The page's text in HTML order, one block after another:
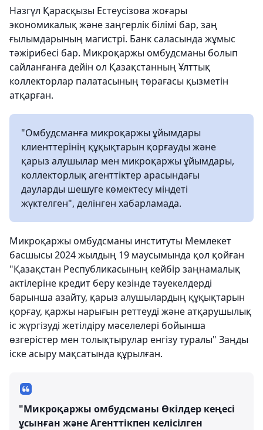
Назгүл Қарасқызы Естеусізова жоғары
экономикалық және заңгерлік білімі бар, заң
ғылымдарының магистрі. Банк саласында жұмыс
тәжірибесі бар. Микроқаржы омбудсманы болып
сайланғанға дейін ол Қазақстанның Ұлттық
коллекторлар палатасының төрағасы қызметін
атқарған.
"Омбудсманға микроқаржы ұйымдары
клиенттерінің құқықтарын қорғауды және
қарыз алушылар мен микроқаржы ұйымдары,
коллекторлық агенттіктер арасындағы
дауларды шешуге көмектесу міндеті
жүктелген", делінген хабарламада.
Микроқаржы омбудсманы институты Мемлекет
басшысы 2024 жылдың 19 маусымында қол қойған
"Қазақстан Республикасының кейбір заңнамалық
актілеріне кредит беру кезінде тәуекелдерді
барынша азайту, қарыз алушылардың құқықтарын
қорғау, қаржы нарығын реттеуді және атқарушылық
іс жүргізуді жетілдіру мәселелері бойынша
өзгерістер мен толықтырулар енгізу туралы" Заңды
іске асыру мақсатында құрылған.
"Микроқаржы омбудсманы Өкілдер кеңесі
ұсынған және Агенттікпен келісілген